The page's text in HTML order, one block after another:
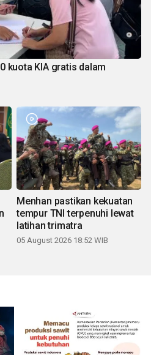
kuota KIA gratis dalam
Menhan pastikan kekuatan
tempur TNI terpenuhi lewat
latihan trimatra
05 August 2026 18:52 WIB